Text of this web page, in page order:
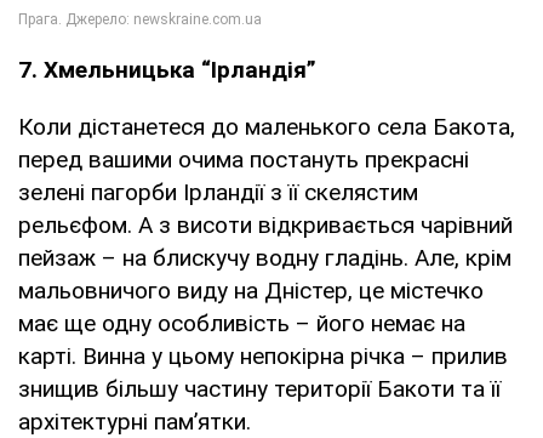
7. Хмельницька “Ірландія”
Коли дістанетеся до маленького села Бакота,
перед вашими очима постануть прекрасні
зелені пагорби Ірландії з її скелястим
рельєфом. А з висоти відкривається чарівний
пейзаж – на блискучу водну гладінь. Але, крім
мальовничого виду на Дністер, це містечко
має ще одну особливість – його немає на
карті. Винна у цьому непокірна річка – прилив
знищив більшу частину території Бакоти та її
архітектурні пам’ятки.